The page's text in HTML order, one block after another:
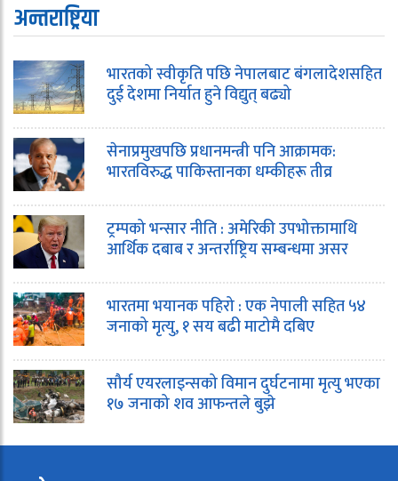
अन्तराष्ट्रिया
भारतको स्वीकृति पछि नेपालबाट बंगलादेशसहित
दुई देशमा निर्यात हुने विद्युत् बढ्यो
सेनाप्रमुखपछि प्रधानमन्त्री पनि आक्रामक:
भारतविरुद्ध पाकिस्तानका धम्कीहरू तीव्र
ट्रम्पको भन्सार नीति : अमेरिकी उपभोक्तामाथि
आर्थिक दबाब र अन्तर्राष्ट्रिय सम्बन्धमा असर
भारतमा भयानक पहिरो : एक नेपाली सहित ५४
जनाको मृत्यु, १ सय बढी माटोमै दबिए
सौर्य एयरलाइन्सको विमान दुर्घटनामा मृत्यु भएका
१७ जनाको शव आफन्तले बुझे